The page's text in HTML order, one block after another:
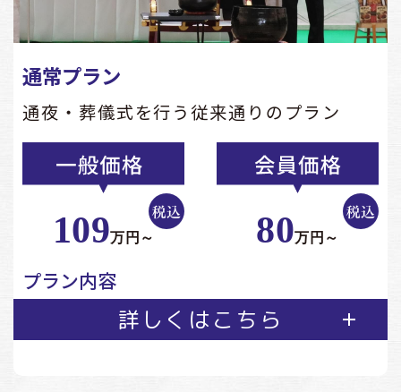
通常プラン
通夜・葬儀式を行う従来通りのプラン
109万円～ 80万円～
プラン内容
詳しくはこちら